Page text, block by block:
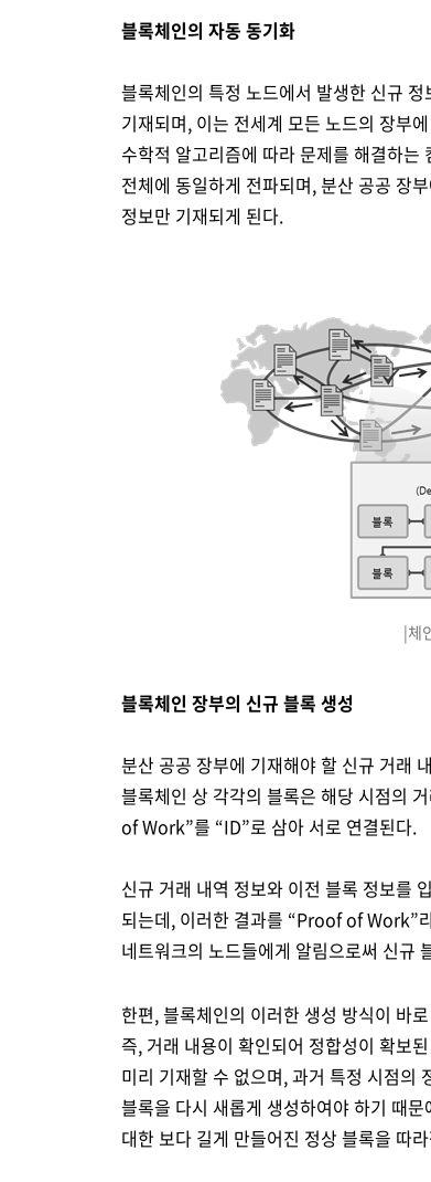
블록체인의 자동 동기화
블록체인의 특정 노드에서 발생한 신규
기재되며, 이는 전세계 모든 노드의 장부
수학적 알고리즘에 따라 문제를 해결하는
전체에 동일하게 전파되며, 분산 공공 장
정보만 기재되게 된다.
|체
블록체인 장부의 신규 블록 생성
분산 공공 장부에 기재해야 할 신규 거래
블록체인 상 각각의 블록은 해당 시점의
of Work”를 “ID”로 삼아 서로 연결된다.
신규 거래 내역 정보와 이전 블록 정보를
되는데, 이러한 결과를 “Proof of Work”
네트워크의 노드들에게 알림으로써 신규
한편, 블록체인의 이러한 생성 방식이 바
즉, 거래 내용이 확인되어 정합성이 확보
미리 기재할 수 없으며, 과거 특정 시점의
블록을 다시 새롭게 생성하여야 하기 때
대한 보다 길게 만들어진 정상 블록을 따